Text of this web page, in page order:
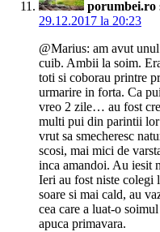
porumbei.ro
29.12.2017 la 20:23
@Marius: am avut
cuib. Ambii la soim.
toti si coborau printre
urmarire in forta. Ca
vreo 2 zile… au fost
multi pui din parintii
vrut sa smecheresc
scosi, mai mici de
inca amandoi. Au iesit
Ieri au fost niste colegi
soare si mai cald, au
cea care a luat-o
apuca primavara.